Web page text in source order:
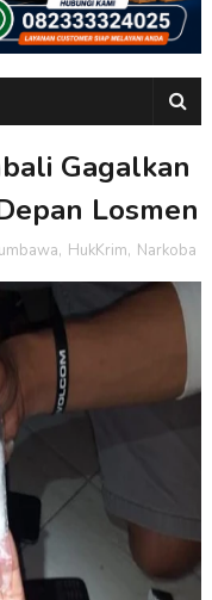
Gagalkan
Losmen
, HukKrim, Narkoba